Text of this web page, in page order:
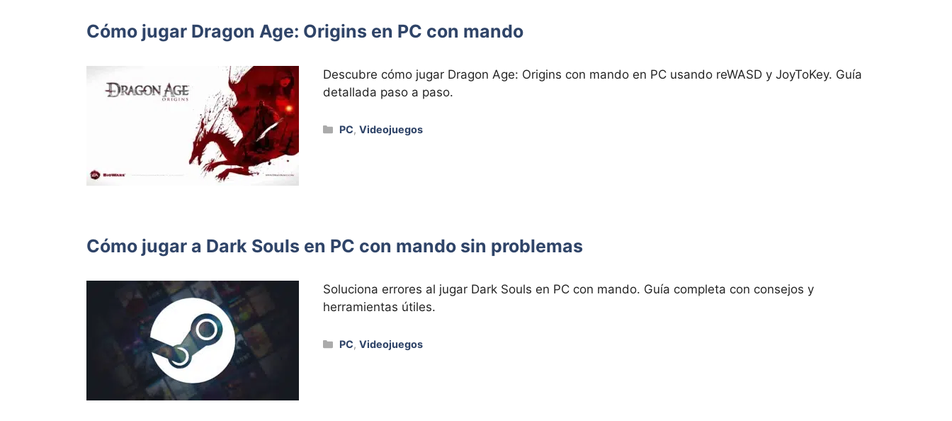
Cómo jugar Dragon Age: Origins en PC con mando
Descubre cómo jugar Dragon Age: Origins con mando en PC usando reWASD y JoyToKey. Guía
detallada paso a paso.
Categorías
PC,Videojuegos
Cómo jugar a Dark Souls en PC con mando sin problemas
Soluciona errores al jugar Dark Souls en PC con mando. Guía completa con consejos y
herramientas útiles.
Categorías
PC,Videojuegos